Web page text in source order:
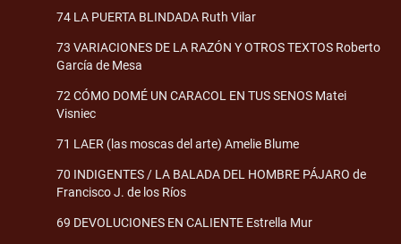
74 LA PUERTA BLINDADA Ruth Vilar
73 VARIACIONES DE LA RAZÓN Y OTROS TEXTOS Roberto
García de Mesa
72 CÓMO DOMÉ UN CARACOL EN TUS SENOS Matei
Visniec
71 LAER (las moscas del arte) Amelie Blume
70 INDIGENTES / LA BALADA DEL HOMBRE PÁJARO de
Francisco J. de los Ríos
69 DEVOLUCIONES EN CALIENTE Estrella Mur